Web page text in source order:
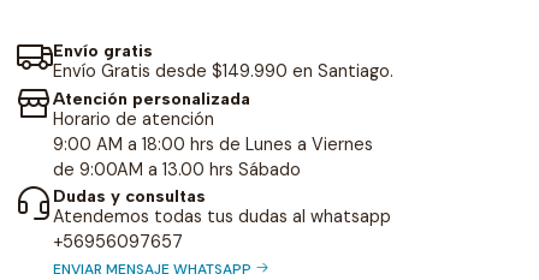
Envío gratis
Envío Gratis desde $149.990 en Santiago.
Atención personalizada
Horario de atención
9:00 AM a 18:00 hrs de Lunes a Viernes
de 9:00AM a 13.00 hrs Sábado
Dudas y consultas
Atendemos todas tus dudas al whatsapp
+56956097657
ENVIAR MENSAJE WHATSAPP